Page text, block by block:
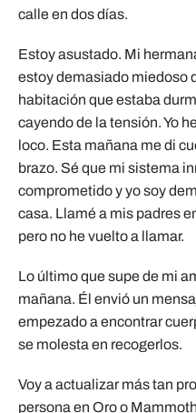
calle en dos días.
Estoy asustado. Mi
estoy demasiado miedoso
habitación que estaba
cayendo de la tensión. Yo
loco. Esta mañana me di
brazo. Sé que mi sistema
comprometido y yo soy
casa. Llamé a mis padres
pero no he vuelto a llamar.
Lo último que supe de mi
mañana. Él envió un
empezado a encontrar
se molesta en recogerlos.
Voy a actualizar más tan
persona en Oro o